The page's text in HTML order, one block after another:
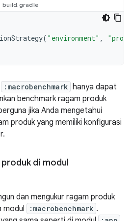
( "environment" ,
:macrobenchmark
hanya dapat
benchmark ragam produk
jika Anda mengetahui
produk yang memiliki konfigurasi
di modul
dan mengukur ragam produk
modul
:macrobenchmark .